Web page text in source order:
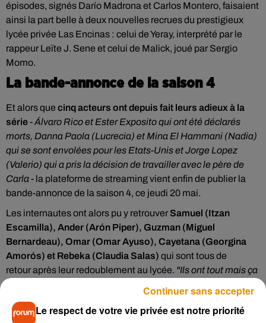
épisodes, signés Darío Madrona et Carlos Montero, faisaient
ainsi la part belle à deux nouvelles recrues du prestigieux
lycée privée Las Encinas : celui de Yeray, interprété par le
rappeur Leïte J. Sene et celui de Malick, joué par Sergio
Momo.
La bande-annonce de la saison 4
Et alors que cinq acteurs ont depuis fait leurs adieux à la
série-Álvaro Rico et Ester Exposito qui ont été déclarés
morts, Danna Paola (Lucrecia) et Mina El Hammani (Nadia)
qui se sont envolées pour les Etats-Unis et Jorge Lopez
(Valerio) qui a pris la décision de travailler avec le père de
Carla - la plateforme de streaming vient enfin de publier la
bande-annonce de la saison 4, ce jeudi 20 mai.
Les internautes ont alors pu y retrouverSamuel (Itzan
Escamilla), Ander (Arón Piper), Guzman (Miguel
Bernardeau), Omar (Omar Ayuso), Cayetana (Georgina
Amorós) et Rebeka (Claudia Salas) qui sont tous de
retour après leur redoublement au lycée. "Ils ont tout mais ça
Le respect de votre vie privée est notre priorité
Continuer sans accepter